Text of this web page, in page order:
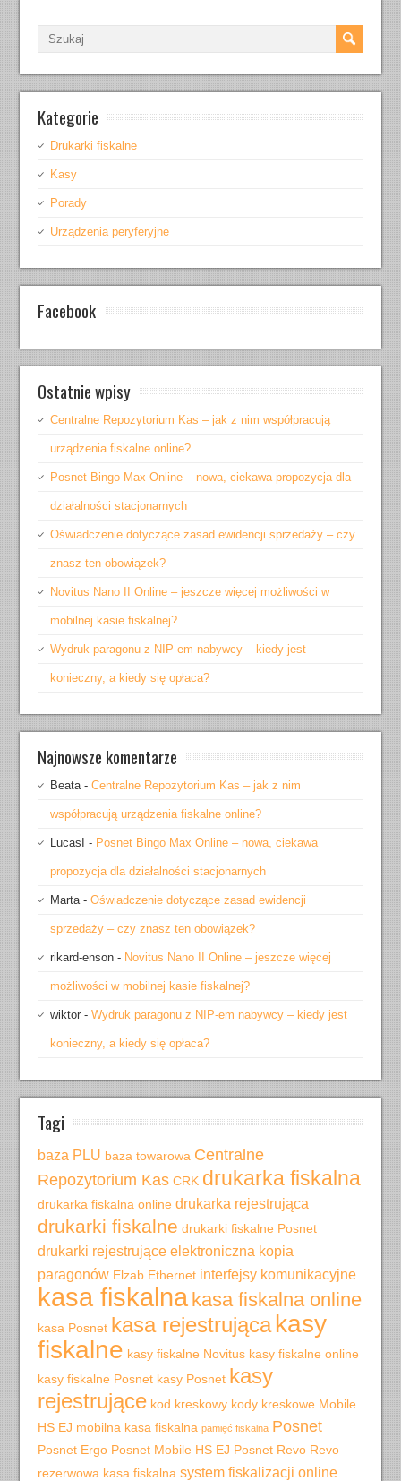
Kategorie
Drukarki fiskalne
Kasy
Porady
Urządzenia peryferyjne
Facebook
Ostatnie wpisy
Centralne Repozytorium Kas – jak z nim współpracują
urządzenia fiskalne online?
Posnet Bingo Max Online – nowa, ciekawa propozycja dla
działalności stacjonarnych
Oświadczenie dotyczące zasad ewidencji sprzedaży – czy
znasz ten obowiązek?
Novitus Nano II Online – jeszcze więcej możliwości w
mobilnej kasie fiskalnej?
Wydruk paragonu z NIP-em nabywcy – kiedy jest
konieczny, a kiedy się opłaca?
Najnowsze komentarze
Beata-Centralne Repozytorium Kas – jak z nim
współpracują urządzenia fiskalne online?
LucasI - Posnet Bingo Max Online – nowa, ciekawa
propozycja dla działalności stacjonarnych
Marta-Oświadczenie dotyczące zasad ewidencji
sprzedaży – czy znasz ten obowiązek?
rikard-enson - Novitus Nano II Online – jeszcze więcej
możliwości w mobilnej kasie fiskalnej?
wiktor -Wydruk paragonu z NIP-em nabywcy – kiedy jest
konieczny, a kiedy się opłaca?
Tagi
baza PLU baza towarowa Centralne
Repozytorium Kas CRK drukarka fiskalna
drukarka fiskalna online drukarka rejestrująca
drukarki fiskalne drukarki fiskalne Posnet
drukarki rejestrujące elektroniczna kopia
paragonów Elzab Ethernet interfejsy komunikacyjne
kasa fiskalna kasa fiskalna online
kasa Posnet kasa rejestrująca kasy
fiskalne kasy fiskalne Novitus kasy fiskalne online
kasy fiskalne Posnet kasy Posnet kasy
rejestrujące kod kreskowy kody kreskowe Mobile
HS EJ mobilna kasa fiskalna pamięć fiskalna Posnet
Posnet Ergo Posnet Mobile HS EJ Posnet Revo Revo
rezerwowa kasa fiskalna system fiskalizacji online